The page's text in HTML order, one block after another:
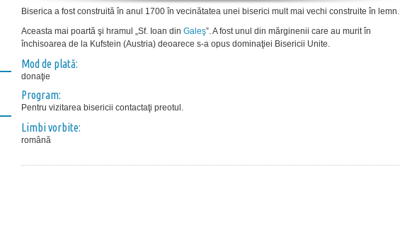
Biserica a fost construită în anul 1700 în vecinătatea unei biserici mult mai vechi construite în lemn.
Aceasta mai poartă şi hramul „Sf. Ioan din Galeşˮ. A fost unul din mărginenii care au murit în
închisoarea de la Kufstein (Austria) deoarece s-a opus dominaţiei Bisericii Unite.
Mod de plată:
donaţie
Program:
Pentru vizitarea bisericii contactaţi preotul.
Limbi vorbite:
română